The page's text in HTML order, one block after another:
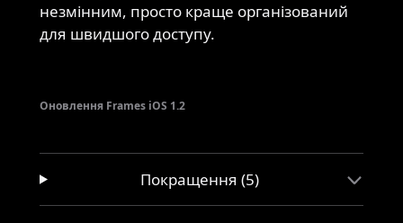
незмінним, просто краще організований
для швидшого доступу.
Оновлення Frames iOS 1.2
Покращення (5)